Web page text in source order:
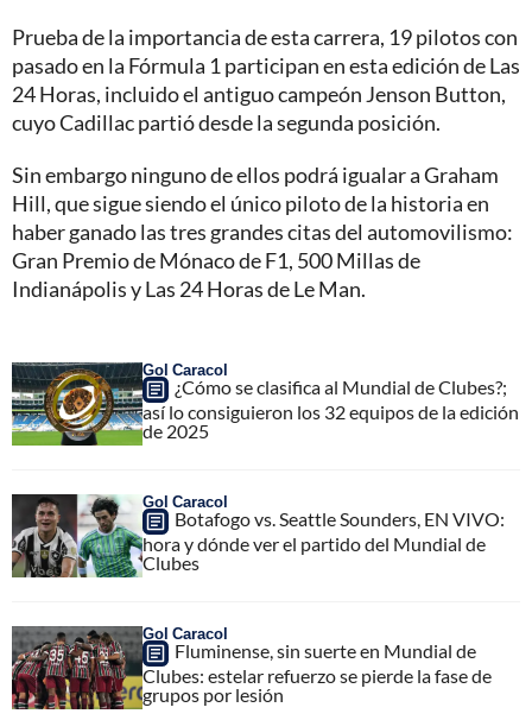
Prueba de la importancia de esta carrera, 19 pilotos con
pasado en la Fórmula 1 participan en esta edición de Las
24 Horas, incluido el antiguo campeón Jenson Button,
cuyo Cadillac partió desde la segunda posición.
Sin embargo ninguno de ellos podrá igualar a Graham
Hill, que sigue siendo el único piloto de la historia en
haber ganado las tres grandes citas del automovilismo:
Gran Premio de Mónaco de F1, 500 Millas de
Indianápolis y Las 24 Horas de Le Man.
Gol Caracol
¿Cómo se clasifica al Mundial de Clubes?;
así lo consiguieron los 32 equipos de la edición
de 2025
Gol Caracol
Botafogo vs. Seattle Sounders, EN VIVO:
hora y dónde ver el partido del Mundial de
Clubes
Gol Caracol
Fluminense, sin suerte en Mundial de
Clubes: estelar refuerzo se pierde la fase de
grupos por lesión